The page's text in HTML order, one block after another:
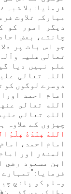
فرمایا: بلا
مبارکہ تلاوت
دیگر امور کو
چانتے، بعض
جو اس بات پر
تعالی علیہ
علم نہیں دیا
اللہ تعالی
دوسرے لوگوں کو
امام احمد
الله تعالى
الله تعالى
چیزوں کے علاوہ
اللهَ عِنْدَهُ عِلْمُ
امام احمد،
المنذر اور
ابن مسعود رضي
فرمایا:
وسلم کو پانچ
عطا کر دی گئِ ہے: ﴿